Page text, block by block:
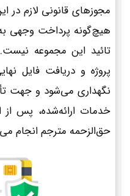
مجوزهای قانونی لازم در
هیچ‌گونه پرداخت وجهی
تائید این مجموعه نیست.
پروژه و دریافت فایل
نگهداری می‌شود و جهت
خدمات ارائه‌شده، پس
حق‌الزحمه مترجم انجام